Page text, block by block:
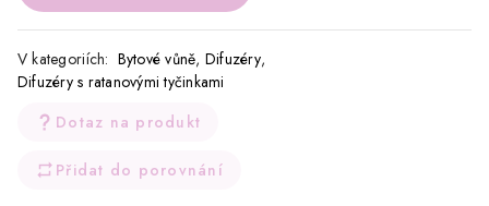
V kategoriích: Bytové vůně, Difuzéry,
Difuzéry s ratanovými tyčinkami
Dotaz na produkt
Přidat do porovnání